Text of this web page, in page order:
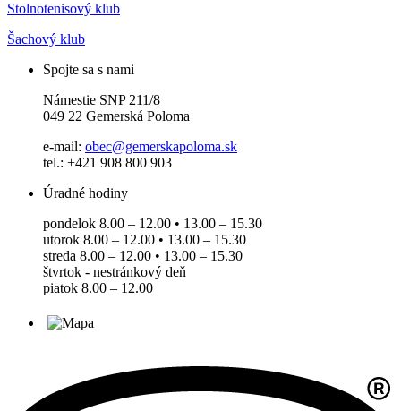
Stolnotenisový klub
Šachový klub
Spojte sa s nami
Námestie SNP 211/8
049 22 Gemerská Poloma
e-mail: obec@gemerskapoloma.sk
tel.: +421 908 800 903
Úradné hodiny
pondelok 8.00 – 12.00 • 13.00 – 15.30
utorok 8.00 – 12.00 • 13.00 – 15.30
streda 8.00 – 12.00 • 13.00 – 15.30
štvrtok - nestránkový deň
piatok 8.00 – 12.00